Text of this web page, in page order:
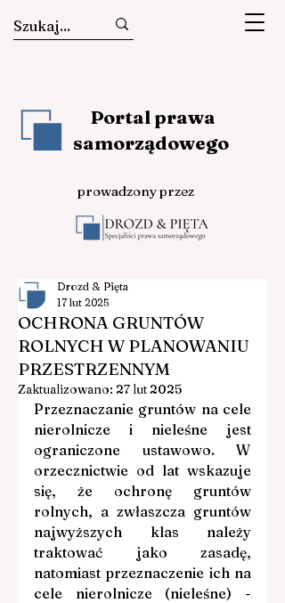
Portal prawa
samorządowego
prowadzony przez
OCHRONA GRUNTÓW
ROLNYCH W PLANOWANIU
PRZESTRZENNYM
Drozd & Pięta
17 lut 2025
Zaktualizowano: 27 lut 2025
Przeznaczanie gruntów na cele
nierolnicze i nieleśne jest
ograniczone ustawowo. W
orzecznictwie od lat wskazuje
się, że ochronę gruntów
rolnych, a zwłaszcza gruntów
najwyższych klas należy
traktować jako zasadę,
natomiast przeznaczenie ich na
cele nierolnicze (nieleśne) -